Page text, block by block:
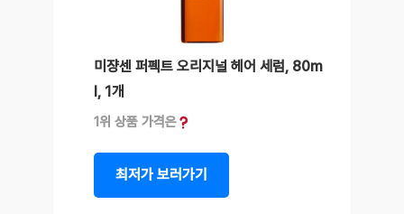
미쟝센 퍼펙트 오리지널 헤어 세럼, 80m
l, 1개
1위 상품 가격은
최저가 보러가기